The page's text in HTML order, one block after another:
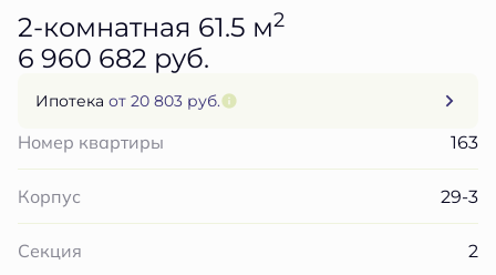
2-комнатная 61.5 м2
6 960 682 руб.
Ипотека от 20 803 руб.
Номер квартиры 163
Корпус 29-3
Секция 2